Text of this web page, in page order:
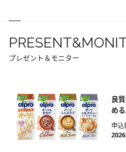
プレゼント＆モニター
良
め
申